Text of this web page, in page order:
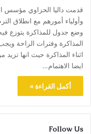
قدمت داليا الحزاوي مؤسس
وأولياء أمورهم مع انطلاق
وضع جدول للمذاكرة يتوزع
المذاكرة وفترات الراحة
اثناء المذاكرة حيث انها
ايضا الاهتمام…
أكمل القراءة »
Follow Us